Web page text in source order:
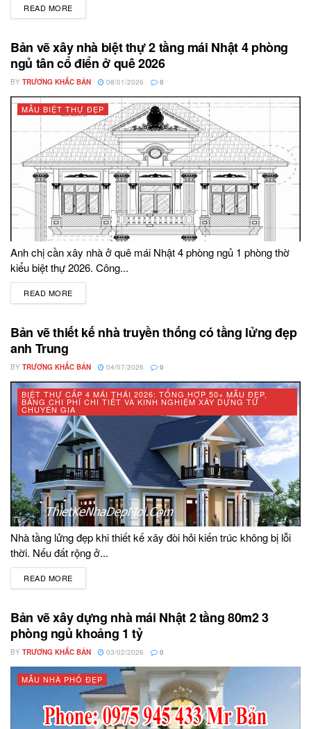
READ MORE
Bản vẽ xây nhà biệt thự 2 tầng mái Nhật 4 phòng
ngủ tân cổ điển ở quê 2026
BY TRƯƠNG KHẮC BẢN 08/01/2026 0
MẪU BIỆT THỰ ĐẸP
Anh chị cần xây nhà ở quê mái Nhật 4 phòng ngủ 1 phòng thờ
kiểu biệt thự 2026. Công...
READ MORE
Bản vẽ thiết kế nhà truyền thống có tầng lửng đẹp
anh Trung
BY TRƯƠNG KHẮC BẢN 04/07/2026 0
BIỆT THỰ CẤP 4 MÁI THÁI 2026: TỔNG HỢP 50+ MẪU ĐẸP,
BẢNG CHI PHÍ CHI TIẾT VÀ KINH NGHIỆM XÂY DỰNG TỪ
CHUYÊN GIA
Nhà tầng lửng đẹp khi thiết kế xây đòi hỏi kiến trúc không bị lỗi
thời. Nếu đất rộng ở...
READ MORE
Bản vẽ xây dựng nhà mái Nhật 2 tầng 80m2 3
phòng ngủ khoảng 1 tỷ
BY TRƯƠNG KHẮC BẢN 03/02/2026 0
MẪU NHÀ PHỐ ĐẸP